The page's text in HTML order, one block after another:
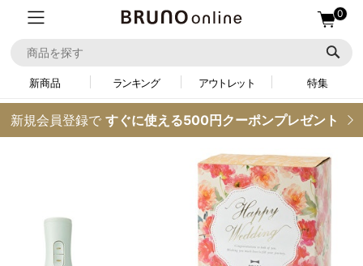
0
新商品 ランキング アウトレット 特集
新規会員登録で すぐに使える500円クーポンプレゼント